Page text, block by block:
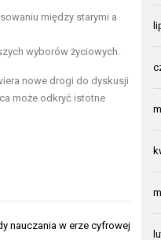
między starymi a
wyborów życiowych.
nowe drogi do dyskusji
może odkryć istotne
nauczania w erze cyfrowej